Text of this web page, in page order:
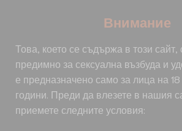
Внимание
Това, което се съдържа в този
предимно за сексуална възбуда и
е предназначено само за лица на
години. Преди да влезете в нашия
приемете следните условия: